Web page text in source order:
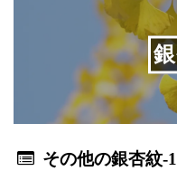
その他の銀杏紋-